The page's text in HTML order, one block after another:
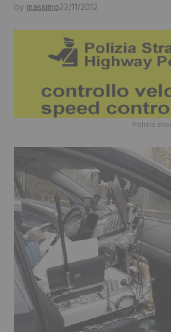
by massimo22/11/2012
Polizia